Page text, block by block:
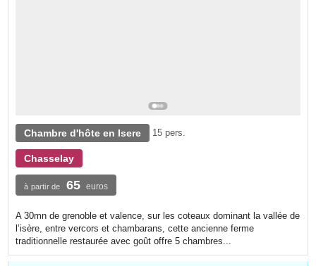
Chambre d'hôte en Isere 15 pers.
Chasselay
à partir de 65 euros
A 30mn de grenoble et valence, sur les coteaux dominant la vallée de
l’isère, entre vercors et chambarans, cette ancienne ferme
traditionnelle restaurée avec goût offre 5 chambres...